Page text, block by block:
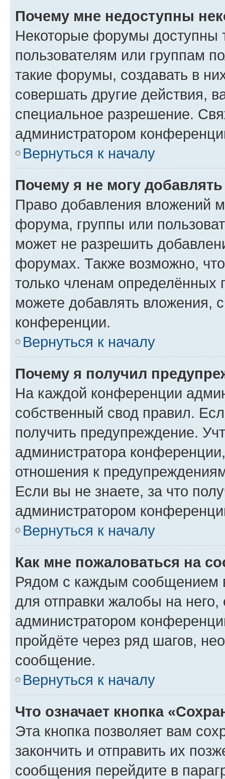
Почему мне недоступны
Некоторые форумы доступны
пользователям или группам
такие форумы, создавать в
совершать другие действия,
специальное разрешение.
администратором
Вернуться к началу
Почему я не могу
Право добавления вложений
форума, группы или
может не разрешить
форумах. Также возможно,
только членам определённых
можете добавлять вложения,
конференции.
Вернуться к началу
Почему я получил
На каждой конференции
собственный свод правил.
получить предупреждение.
администратора
отношения к
Если вы не знаете, за что
администратором
Вернуться к началу
Как мне пожаловаться на
Рядом с каждым сообщением
для отправки жалобы на
администратором
пройдёте через ряд шагов,
сообщение.
Вернуться к началу
Что означает кнопка
Эта кнопка позволяет вам
закончить и отправить их
сообщения перейдите в